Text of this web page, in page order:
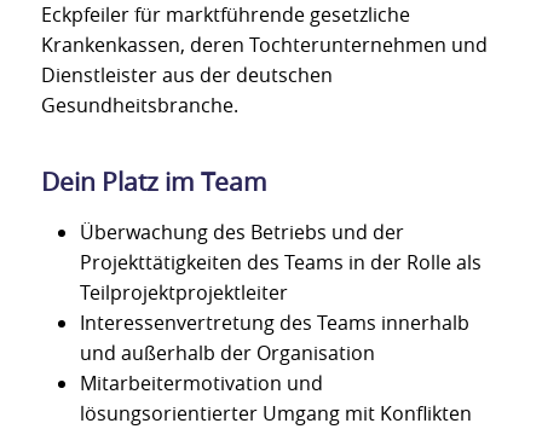
Eckpfeiler für marktführende gesetzliche
Krankenkassen, deren Tochterunternehmen und
Dienstleister aus der deutschen
Gesundheitsbranche.
Dein Platz im Team
Überwachung des Betriebs und der
Projekttätigkeiten des Teams in der Rolle als
Teilprojektprojektleiter
Interessenvertretung des Teams innerhalb
und außerhalb der Organisation
Mitarbeitermotivation und
lösungsorientierter Umgang mit Konflikten